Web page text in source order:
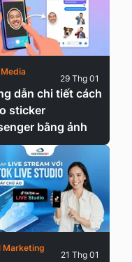
dẫn chi tiết cách
sticker
bằng ảnh
29 Thg 01
Marketing
21 Thg 01